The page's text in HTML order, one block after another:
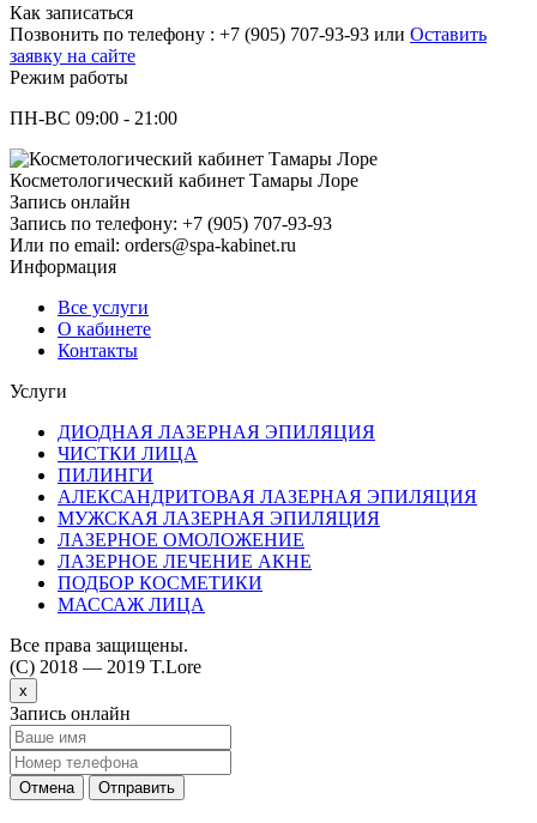
Как записаться
Позвонить по телефону : +7 (905) 707-93-93 или Оставить
заявку на сайте
Режим работы
ПН-ВС 09:00 - 21:00
Косметологический кабинет Тамары Лоре
Запись онлайн
Запись по телефону: +7 (905) 707-93-93
Или по email: orders@spa-kabinet.ru
Информация
Все услуги
О кабинете
Контакты
Услуги
ДИОДНАЯ ЛАЗЕРНАЯ ЭПИЛЯЦИЯ
ЧИСТКИ ЛИЦА
ПИЛИНГИ
АЛЕКСАНДРИТОВАЯ ЛАЗЕРНАЯ ЭПИЛЯЦИЯ
МУЖСКАЯ ЛАЗЕРНАЯ ЭПИЛЯЦИЯ
ЛАЗЕРНОЕ ОМОЛОЖЕНИЕ
ЛАЗЕРНОЕ ЛЕЧЕНИЕ АКНЕ
ПОДБОР КОСМЕТИКИ
МАССАЖ ЛИЦА
Все права защищены.
(C) 2018 — 2019 T.Lore
x
Запись онлайн
Отмена Отправить